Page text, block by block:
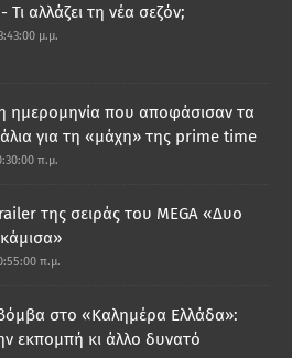
αλλάζει τη νέα σεζόν;
μ.μ.
ημερομηνία που αποφάσισαν τα
για τη «μάχη» της prime time
π.μ.
της σειράς του MEGA «Δυο
π.μ.
στο «Καλημέρα Ελλάδα»:
εκπομπή κι άλλο δυνατό